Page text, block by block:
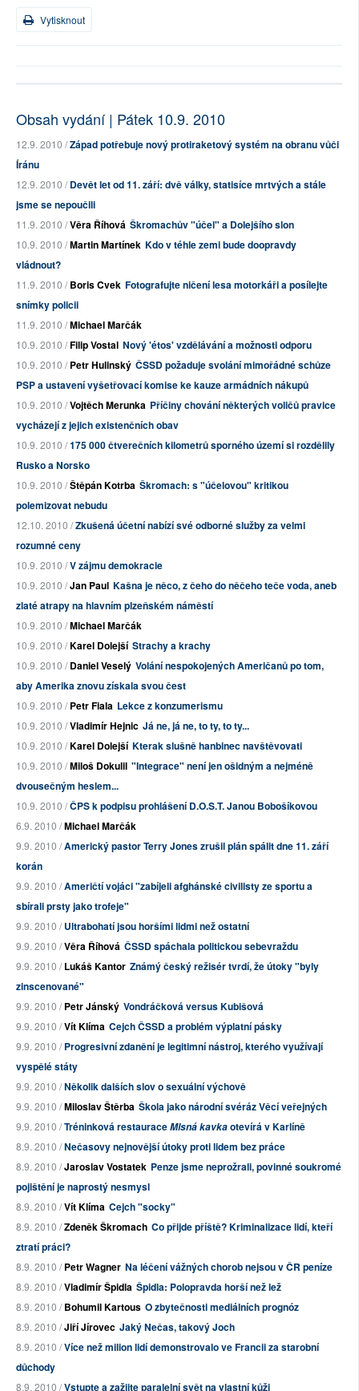
Vytisknout
Obsah vydání | Pátek 10.9. 2010
12.9. 2010 /Západ potřebuje nový protiraketový systém na obranu vůči
Íránu
12.9. 2010 /Devět let od 11. září: dvě války, statisíce mrtvých a stále
jsme se nepoučili
11.9. 2010 /Věra Říhová Škromachův "účel" a Dolejšího slon
10.9. 2010 /Martin Martínek Kdo v téhle zemi bude doopravdy
vládnout?
11.9. 2010 /Boris Cvek Fotografujte ničení lesa motorkáři a posílejte
snímky policii
11.9. 2010 /Michael Marčák
10.9. 2010 /Filip Vostal Nový 'étos' vzdělávání a možnosti odporu
10.9. 2010 /Petr Hulinský ČSSD požaduje svolání mimořádné schůze
PSP a ustavení vyšetřovací komise ke kauze armádních nákupů
10.9. 2010 /Vojtěch Merunka Příčiny chování některých voličů pravice
vycházejí z jejich existenčních obav
10.9. 2010 /175 000 čtverečních kilometrů sporného území si rozdělily
Rusko a Norsko
10.9. 2010 /Štěpán Kotrba Škromach: s "účelovou" kritikou
polemizovat nebudu
12.10. 2010 /Zkušená účetní nabízí své odborné služby za velmi
rozumné ceny
10.9. 2010 /V zájmu demokracie
10.9. 2010 /Jan Paul Kašna je něco, z čeho do něčeho teče voda, aneb
zlaté atrapy na hlavním plzeňském náměstí
10.9. 2010 /Michael Marčák
10.9. 2010 /Karel Dolejší Strachy a krachy
10.9. 2010 /Daniel Veselý Volání nespokojených Američanů po tom,
aby Amerika znovu získala svou čest
10.9. 2010 /Petr Fiala Lekce z konzumerismu
10.9. 2010 /Vladimír Hejnic Já ne, já ne, to ty, to ty...
10.9. 2010 /Karel Dolejší Kterak slušně hanbinec navštěvovati
10.9. 2010 /Miloš Dokulil "Integrace" není jen ošidným a nejméně
dvousečným heslem...
10.9. 2010 /ČPS k podpisu prohlášení D.O.S.T. Janou Bobošíkovou
6.9. 2010 /Michael Marčák
9.9. 2010 /Americký pastor Terry Jones zrušil plán spálit dne 11. září
korán
9.9. 2010 /Američtí vojáci "zabíjeli afghánské civilisty ze sportu a
sbírali prsty jako trofeje"
9.9. 2010 /Ultrabohatí jsou horšími lidmi než ostatní
9.9. 2010 /Věra Říhová ČSSD spáchala politickou sebevraždu
9.9. 2010 /Lukáš Kantor Známý český režisér tvrdí, že útoky "byly
zinscenované"
9.9. 2010 /Petr Jánský Vondráčková versus Kubišová
9.9. 2010 /Vít Klíma Cejch ČSSD a problém výplatní pásky
9.9. 2010 /Progresivní zdanění je legitimní nástroj, kterého využívají
vyspělé státy
9.9. 2010 /Několik dalších slov o sexuální výchově
9.9. 2010 /Miloslav Štěrba Škola jako národní svéráz Věcí veřejných
9.9. 2010 /Tréninková restauraceMlsná kavkaotevírá v Karlíně
8.9. 2010 /Nečasovy nejnovější útoky proti lidem bez práce
8.9. 2010 /Jaroslav Vostatek Penze jsme neprožrali, povinné soukromé
pojištění je naprostý nesmysl
8.9. 2010 /Vít Klíma Cejch "socky"
8.9. 2010 /Zdeněk Škromach Co přijde příště? Kriminalizace lidí, kteří
ztratí práci?
8.9. 2010 /Petr Wagner Na léčení vážných chorob nejsou v ČR peníze
8.9. 2010 /Vladimír Špidla Špidla: Polopravda horší než lež
8.9. 2010 /Bohumil Kartous O zbytečnosti mediálních prognóz
8.9. 2010 /Jiří Jírovec Jaký Nečas, takový Joch
8.9. 2010 /Více než milion lidí demonstrovalo ve Francii za starobní
důchody
8.9. 2010 /Vstupte a zažijte paralelní svět na vlastní kůži